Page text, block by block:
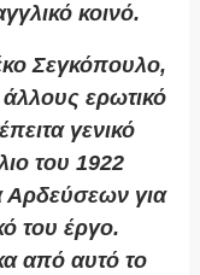
κοινό.
Σεγκόπουλο,
άλλους ερωτικό
γενικό
του 1922
Αρδεύσεων για
του έργο.
από αυτό το